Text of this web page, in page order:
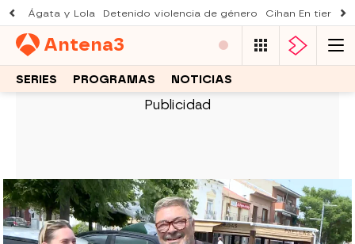
Ágata y Lola Detenido violencia de género Cihan En tierra
Antena3
SERIES PROGRAMAS NOTICIAS
Y AHORA SONSOLES
Localizamos a Antonio Canales: